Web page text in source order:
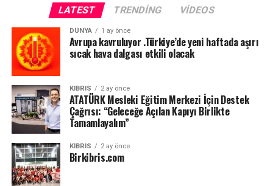
LATEST TRENDING VIDEOS
DÜNYA 1 ay önce
Avrupa kavruluyor .Türkiye’de yeni haftada aşırı
sıcak hava dalgası etkili olacak
KIBRIS 2 ay önce
ATATÜRK Mesleki Eğitim Merkezi İçin Destek
Çağrısı: “Geleceğe Açılan Kapıyı Birlikte
Tamamlayalım”
KIBRIS 2 ay önce
Birkibris.com